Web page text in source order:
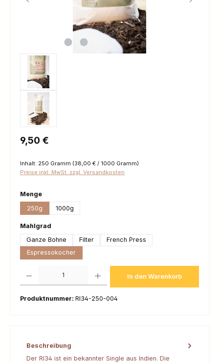
Regulärer Preis:
9,50 €
Inhalt: 250 Gramm (38,00 € / 1000 Gramm)
Preise inkl. MwSt. zzgl. Versandkosten
Mengeauswählen
250g
1000g
Mahlgrad
Ganze Bohne
Filter
French Press
Espressokocher
In den Warenkorb
Produktnummer: RI34-250-004
Beschreibung
Der RI34 ist ein bekannter Single aus Indien. Die